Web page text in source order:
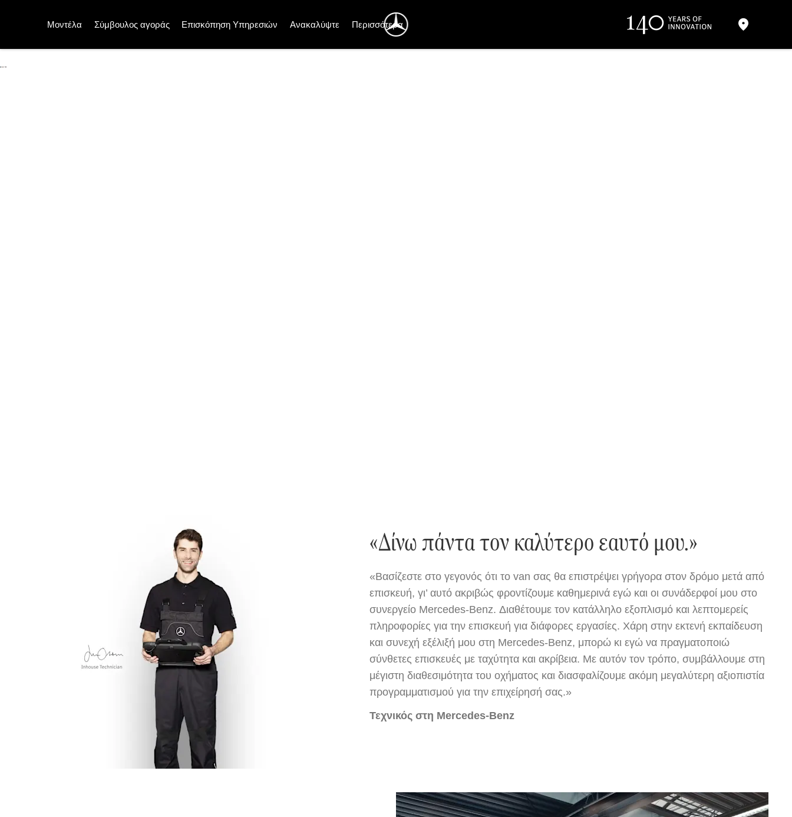
Μοντέλα Σύμβουλος αγοράς Επισκόπηση Υπηρεσιών Ανακαλύψτε Περισσότερα
«Δίνω πάντα τον καλύτερο εαυτό μου.»
«Βασίζεστε στο γεγονός ότι το van σας θα επιστρέψει γρήγορα στον δρόμο μετά από
επισκευή, γι’ αυτό ακριβώς φροντίζουμε καθημερινά εγώ και οι συνάδερφοί μου στο
συνεργείο Mercedes-Benz. Διαθέτουμε τον κατάλληλο εξοπλισμό και λεπτομερείς
πληροφορίες για την επισκευή για διάφορες εργασίες. Χάρη στην εκτενή εκπαίδευση
και συνεχή εξέλιξή μου στη Mercedes-Benz, μπορώ κι εγώ να πραγματοποιώ
σύνθετες επισκευές με ταχύτητα και ακρίβεια. Με αυτόν τον τρόπο, συμβάλλουμε στη
μέγιστη διαθεσιμότητα του οχήματος και διασφαλίζουμε ακόμη μεγαλύτερη αξιοπιστία
προγραμματισμού για την επιχείρησή σας.»
Τεχνικός στη Mercedes-Benz